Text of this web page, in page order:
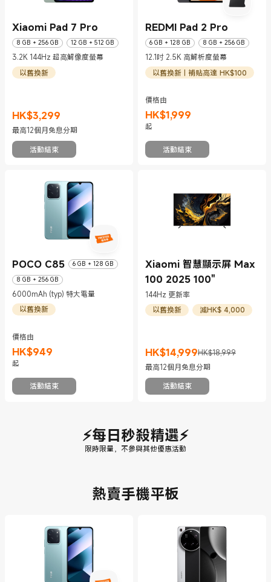
Xiaomi Pad 7 Pro
8 GB + 256 GB 12 GB + 512 GB
3.2K 144Hz 超高解像度螢幕
以舊換新
HK$3,299
現價 HK$3299
最高12個月免息分期
活動結束
REDMI Pad 2 Pro
6 GB + 128 GB 8 GB + 256 GB
12.1吋 2.5K 高解析度螢幕
以舊換新 | 補貼高達 HK$100
價格由
HK$1,999
現價 HK$1999
起
活動結束
POCO C85
6 GB + 128 GB
8 GB + 256 GB
6000mAh (typ) 特大電量
以舊換新
價格由
HK$949
現價 HK$949
起
活動結束
Xiaomi 智慧顯示屏 Max
100 2025 100"
144Hz 更新率
以舊換新
減HK$ 4,000
HK$14,999
現價 HK$14999HK$18,999
市場價格 HK$18,999
最高12個月免息分期
活動結束
⚡每日秒殺精選⚡
限時限量，不參與其他優惠活動
熱賣手機平板